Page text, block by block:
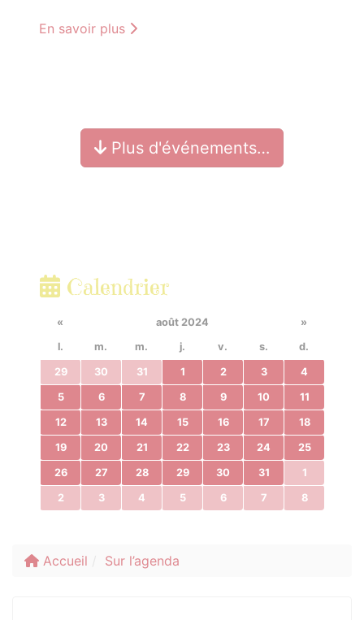
En savoir plus
Plus d'événements…
Calendrier
« août 2024
»
l.
m. m. j. v. s. d.
29 30 31 1 2 3 4
5 6 7 8 9 10 11
12 13 14 15 16 17 18
19 20 21 22 23 24 25
26 27 28 29 30 31 1
2 3 4 5 6 7 8
Accueil Sur l’agenda